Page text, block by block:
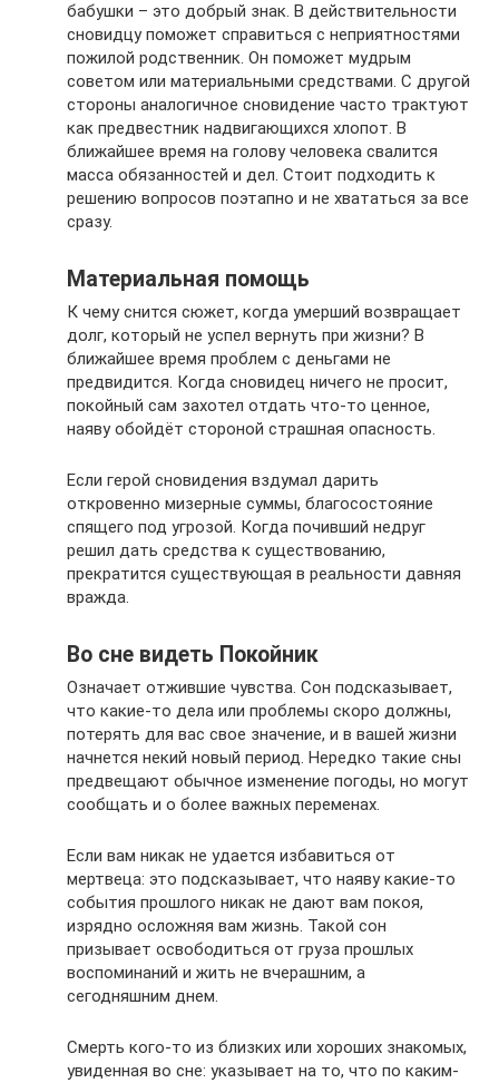
бабушки – это добрый знак. В действительности
сновидцу поможет справиться с неприятностями
пожилой родственник. Он поможет мудрым
советом или материальными средствами. С другой
стороны аналогичное сновидение часто трактуют
как предвестник надвигающихся хлопот. В
ближайшее время на голову человека свалится
масса обязанностей и дел. Стоит подходить к
решению вопросов поэтапно и не хвататься за все
сразу.
Материальная помощь
К чему снится сюжет, когда умерший возвращает
долг, который не успел вернуть при жизни? В
ближайшее время проблем с деньгами не
предвидится. Когда сновидец ничего не просит,
покойный сам захотел отдать что-то ценное,
наяву обойдёт стороной страшная опасность.
Если герой сновидения вздумал дарить
откровенно мизерные суммы, благосостояние
спящего под угрозой. Когда почивший недруг
решил дать средства к существованию,
прекратится существующая в реальности давняя
вражда.
Во сне видеть Покойник
Означает отжившие чувства. Сон подсказывает,
что какие-то дела или проблемы скоро должны,
потерять для вас свое значение, и в вашей жизни
начнется некий новый период. Нередко такие сны
предвещают обычное изменение погоды, но могут
сообщать и о более важных переменах.
Если вам никак не удается избавиться от
мертвеца: это подсказывает, что наяву какие-то
события прошлого никак не дают вам покоя,
изрядно осложняя вам жизнь. Такой сон
призывает освободиться от груза прошлых
воспоминаний и жить не вчерашним, а
сегодняшним днем.
Смерть кого-то из близких или хороших знакомых,
увиденная во сне: указывает на то, что по каким-